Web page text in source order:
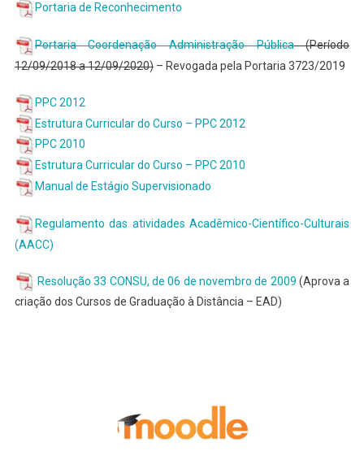
Portaria de Reconhecimento
Portaria Coordenação Administração Pública(Período
12/09/2018 a 12/09/2020)– Revogada pela Portaria 3723/2019
PPC 2012
Estrutura Curricular do Curso – PPC 2012
PPC 2010
Estrutura Curricular do Curso – PPC 2010
Manual de Estágio Supervisionado
Regulamento das atividades Acadêmico-Científico-Culturais
(AACC)
Resolução 33 CONSU, de 06 de novembro de 2009 (Aprova a
criação dos Cursos de Graduação à Distância – EAD)